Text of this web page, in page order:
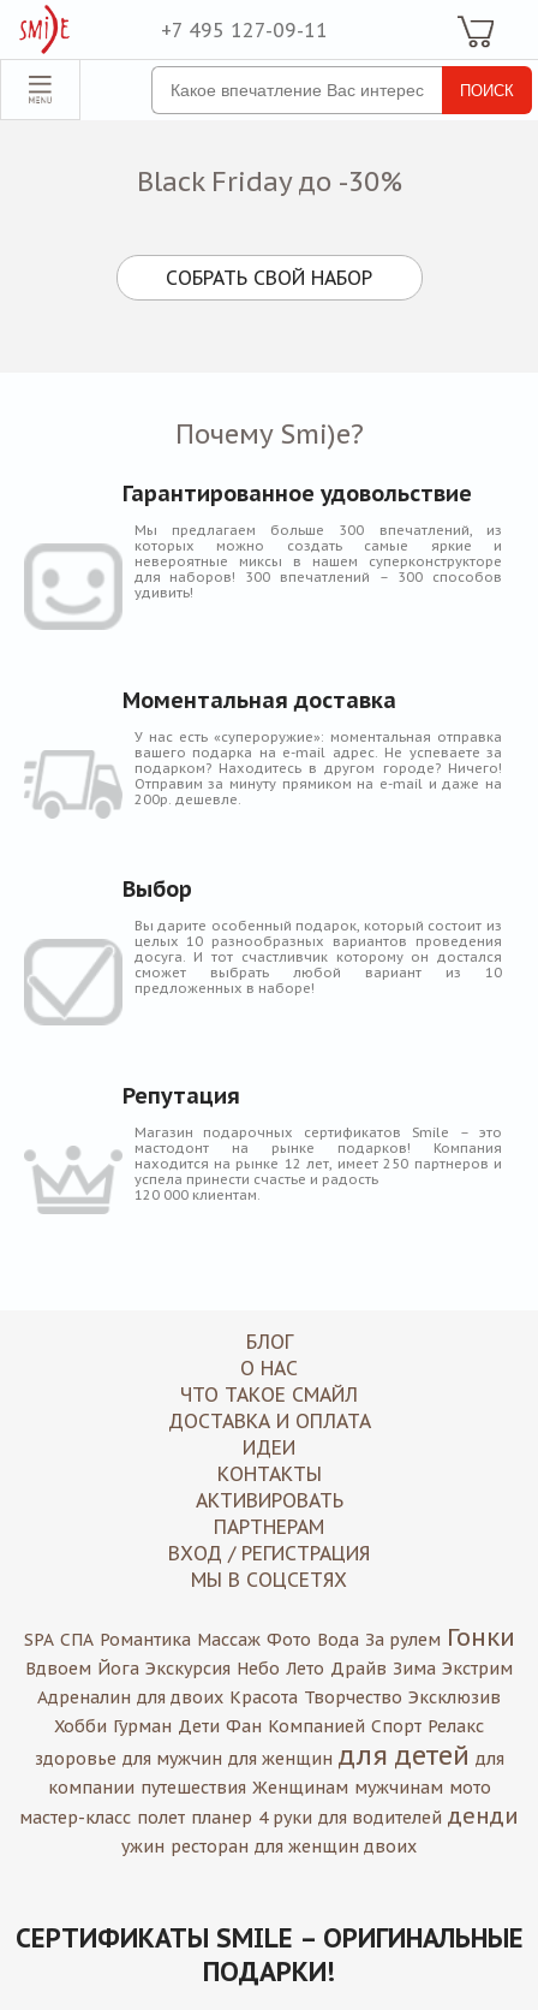
Для неё
набор
Блог
+7 495 127-09-11 Ваша Корзина
Black Friday до -30%
СОБРАТЬ СВОЙ НАБОР
Почему Smi)e?
Гарантированное удовольствие
Мы предлагаем больше 300 впечатлений, из
которых можно создать самые яркие и
невероятные миксы в нашем суперконструкторе
для наборов! 300 впечатлений – 300 способов
удивить!
Моментальная доставка
У нас есть «супероружие»: моментальная отправка
вашего подарка на e-mail адрес. Не успеваете за
подарком? Находитесь в другом городе? Ничего!
Отправим за минуту прямиком на e-mail и даже на
200р. дешевле.
Выбор
Вы дарите особенный подарок, который состоит из
целых 10 разнообразных вариантов проведения
досуга. И тот счастливчик которому он достался
сможет выбрать любой вариант из 10
предложенных в наборе!
Репутация
Магазин подарочных сертификатов Smile – это
мастодонт на рынке подарков! Компания
находится на рынке 12 лет, имеет 250 партнеров и
успела принести счастье и радость
120 000 клиентам.
БЛОГ
О НАС
ЧТО ТАКОЕ СМАЙЛ
ДОСТАВКА И ОПЛАТА
ИДЕИ
КОНТАКТЫ
АКТИВИРОВАТЬ
ПАРТНЕРАМ
ВХОД / РЕГИСТРАЦИЯ
МЫ В СОЦСЕТЯХ
SPA СПА Романтика Массаж Фото Вода За рулем Гонки
Вдвоем Йога Экскурсия Небо Лето Драйв Зима Экстрим
Адреналин для двоих Красота Творчество Эксклюзив
Хобби Гурман Дети Фан Компанией Спорт Релакс
здоровье для мужчин для женщин для детей для
компании путешествия Женщинам мужчинам мото
мастер-класс полет планер 4 руки для водителей денди
ужин ресторан для женщин двоих
СЕРТИФИКАТЫ SMILE – ОРИГИНАЛЬНЫЕ
ПОДАРКИ!